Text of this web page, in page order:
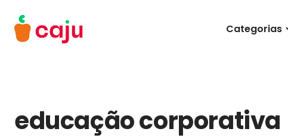
Menu Principal
Categorias
educação corporativa